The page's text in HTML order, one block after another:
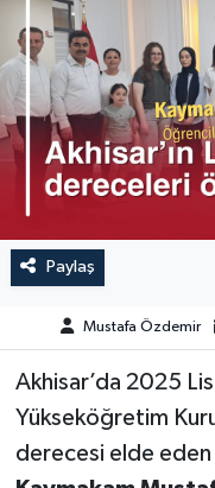
Paylaş
Mustafa Özdemir
Akhisar’da 2025
Yükseköğretim
derecesi elde eden
Akhisar Emlak
Ülke
Etiketler
Röportaj
Dünya
Yaşam
Kadın
Teknoloji
Yerel Haber
Akhisar Emlak
Ülke